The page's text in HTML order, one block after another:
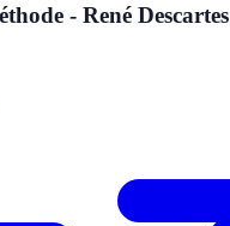
- René Descartes